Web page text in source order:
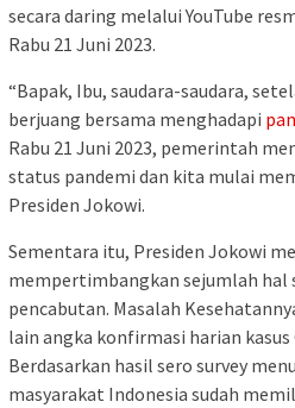
secara daring melalui YouTube
Rabu 21 Juni 2023.
“Bapak, Ibu, saudara-saudara,
berjuang bersama menghadapi
Rabu 21 Juni 2023, pemerintah
status pandemi dan kita mulai
Presiden Jokowi.
Sementara itu, Presiden Jokowi
mempertimbangkan sejumlah hal
pencabutan. Masalah
lain angka konfirmasi harian
Berdasarkan hasil sero survey
masyarakat Indonesia sudah